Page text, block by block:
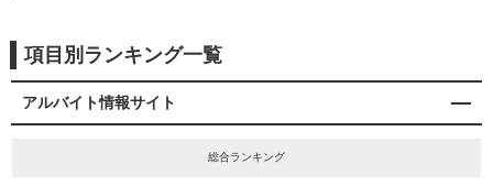
項目別ランキング一覧
アルバイト情報サイト
総合ランキング